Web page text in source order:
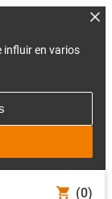
influir en varios
(0)